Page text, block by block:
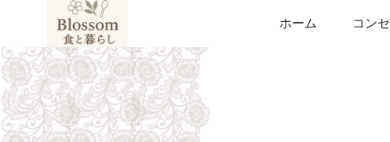
ホーム コン